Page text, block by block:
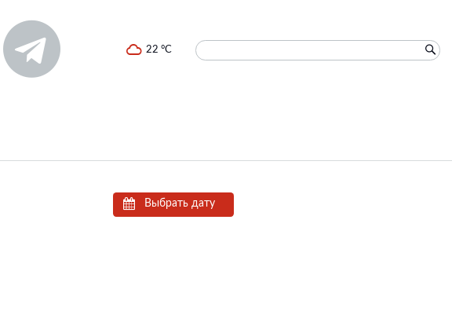
22 °C
Выбрать дату